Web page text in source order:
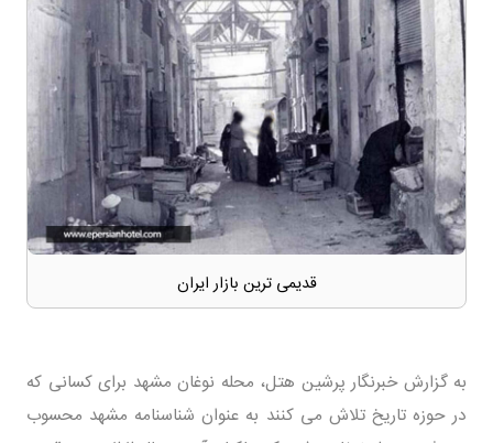
قدیمی ترین بازار ایران
به گزارش خبرنگار پرشین هتل، محله نوغان مشهد برای کسانی که
در حوزه تاریخ تلاش می کنند به عنوان شناسنامه مشهد محسوب